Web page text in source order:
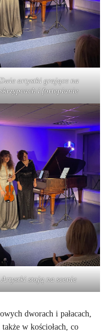
artystki grające na
skrzypcach i fortepianie
Artystki stoją na scenie
dworach i pałacach,
w kościołach, co